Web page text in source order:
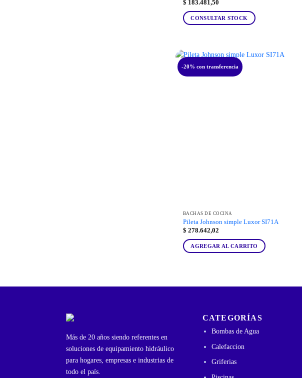
$ 183.481,50
CONSULTAR STOCK
-20% con transferencia
BACHAS DE COCINA
Pileta Johnson simple Luxor SI71A
$ 278.642,02
AGREGAR AL CARRITO
Más de 20 años siendo referentes en
soluciones de equipamiento hidráulico
para hogares, empresas e industrias de
todo el país.
CATEGORÍAS
Bombas de Agua
Calefaccion
Griferias